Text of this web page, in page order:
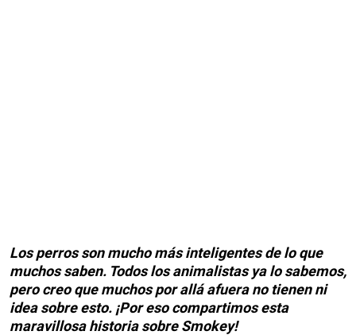
Los perros son mucho más inteligentes de lo que
muchos saben. Todos los animalistas ya lo sabemos,
pero creo que muchos por allá afuera no tienen ni
idea sobre esto. ¡Por eso compartimos esta
maravillosa historia sobre Smokey!